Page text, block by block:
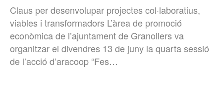
Claus per desenvolupar projectes col·laboratius,
viables i transformadors L’àrea de promoció
econòmica de l’ajuntament de Granollers va
organitzar el divendres 13 de juny la quarta sessió
de l’acció d’aracoop “Fes…